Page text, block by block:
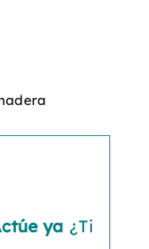
¿Tiene una